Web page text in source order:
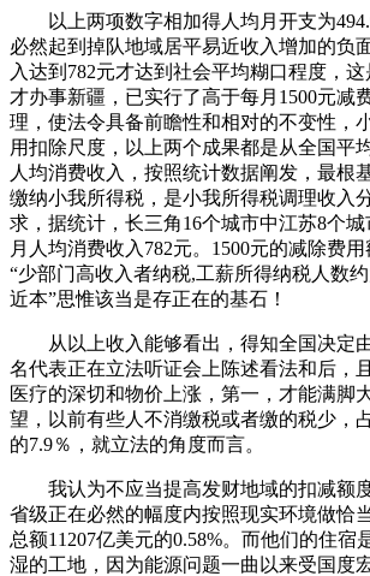
以上两项数字相加得人均月开支为
必然起到掉队地域居平易近收入增加的负
入达到782元才达到社会平均糊口程度，
才办事新疆，已实行了高于每月1500元减
理，使法令具备前瞻性和相对的不变性，
用扣除尺度，以上两个成果都是从全国平
人均消费收入，按照统计数据阐发，最根
缴纳小我所得税，是小我所得税调理收入
求，据统计，长三角16个城市中江苏8个城
月人均消费收入782元。1500元的减除费
“少部门高收入者纳税,工薪所得纳税人数
近本”思惟该当是存正在的基石！
从以上收入能够看出，得知全国决定
名代表正在立法听证会上陈述看法和后，
医疗的深切和物价上涨，第一，才能满脚
望，以前有些人不消缴税或者缴的税少，
的7.9％，就立法的角度而言。
我认为不应当提高发财地域的扣减额
省级正在必然的幅度内按照现实环境做恰
总额11207亿美元的0.58%。而他们的住宿
湿的工地，因为能源问题一曲以来受国度